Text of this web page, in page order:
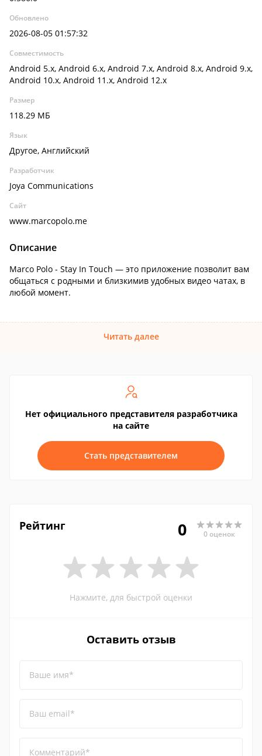
Обновлено
2026-08-05 01:57:32
Совместимость
Android 5.x, Android 6.x, Android 7.x, Android 8.x, Android 9.x,
Android 10.x, Android 11.x, Android 12.x
Размер
118.29 МБ
Язык
Другое, Английский
Разработчик
Joya Communications
Сайт
www.marcopolo.me
Описание
Marco Polo - Stay In Touch — это приложение позволит вам
общаться с родными и близкимив удобных видео чатах, в
любой момент.
Читать далее
Нет официального представителя разработчика
на сайте
Стать представителем
Рейтинг 0 0 оценок
Нажмите, для быстрой оценки
Оставить отзыв
Ваше имя*
Ваш email*
Комментарий*